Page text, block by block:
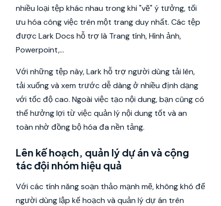
nhiều loại tệp khác nhau trong khi "vẽ" ý tưởng, tối
ưu hóa công việc trên một trang duy nhất. Các tệp
được Lark Docs hỗ trợ là Trang tính, Hình ảnh,
Powerpoint,...
Với những tệp này, Lark hỗ trợ người dùng tải lên,
tải xuống và xem trước dễ dàng ở nhiều định dạng
với tốc độ cao. Ngoài việc tạo nội dung, bạn cũng có
thể hưởng lợi từ việc quản lý nội dung tốt và an
toàn nhờ đồng bộ hóa đa nền tảng.
Lên kế hoạch, quản lý dự án và cộng
tác đội nhóm hiệu quả
Với các tính năng soạn thảo mạnh mẽ, không khó để
người dùng lập kế hoạch và quản lý dự án trên